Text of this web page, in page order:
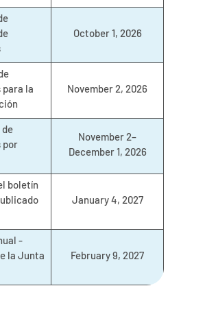
October 1, 2026
para la
November 2, 2026
de
por
November 2–
December 1, 2026
boletín
January 4, 2027
-
la Junta
February 9, 2027